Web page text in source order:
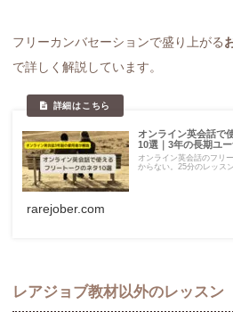
フリーカンバセーションで盛り上がる
で詳しく解説しています。
オンライン英会話で
10選｜3年の長期ユ
オンライン英会話のフリ
からない。25分のレッス
rarejober.com
レアジョブ教材以外のレッスン